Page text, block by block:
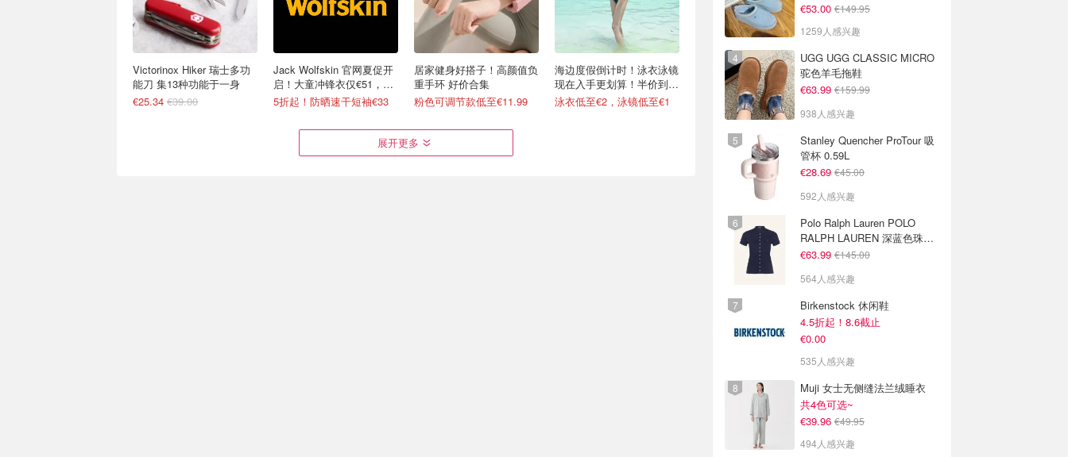
Victorinox Hiker 瑞士多功
能刀 集13种功能于一身
€25.34 €39.00
Jack Wolfskin 官网夏促开
启！大童冲锋衣仅€51，最
大码有货
5折起！防晒速干短袖€33
居家健身好搭子！高颜值负
重手环 好价合集
粉色可调节款低至€11.99
海边度假倒计时！泳衣泳镜
现在入手更划算！半价到
手！
泳衣低至€2，泳镜低至€1
展开更多
€53.00 €149.95
1259人感兴趣
UGG UGG CLASSIC MICRO
驼色羊毛拖鞋
€63.99 €159.99
938人感兴趣
Stanley Quencher ProTour 吸
管杯 0.59L
€28.69 €45.00
592人感兴趣
Polo Ralph Lauren POLO
RALPH LAUREN 深蓝色珠地
布 Polo衫
€63.99 €145.00
564人感兴趣
Birkenstock 休闲鞋
4.5折起！8.6截止
€0.00
535人感兴趣
Muji 女士无侧缝法兰绒睡衣
共4色可选~
€39.96 €49.95
494人感兴趣